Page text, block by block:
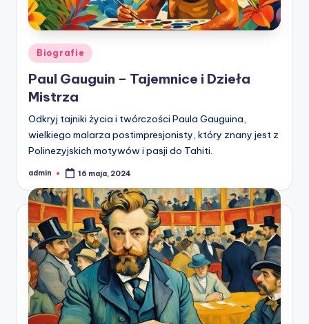
Posted
in
Biografie
Paul Gauguin – Tajemnice i Dzieła
Mistrza
Odkryj tajniki życia i twórczości Paula Gauguina,
wielkiego malarza postimpresjonisty, który znany jest z
Polinezyjskich motywów i pasji do Tahiti.
Posted
admin 16 maja, 2024